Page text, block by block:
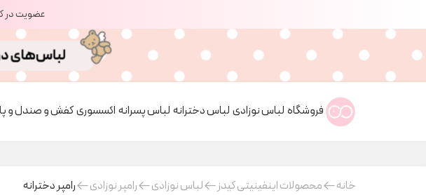
عضویت در
فروشگاه لباس نوزادی لباس دخترانه لباس پسرانه اکسسوریکفش و صندل و
خانه محصولات اینفینیتی کیدز لباس نوزادی رامپر نوزادی رامپر دخترانه